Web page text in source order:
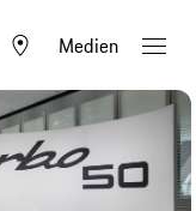
Medien